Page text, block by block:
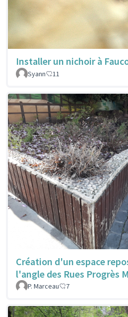
Installer un nichoir à
Syann
11
Création d'un espace
l'angle des Rues Progrès
P. Marceau 7